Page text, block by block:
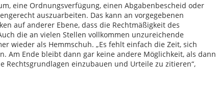
eine Ordnungsverfügung, einen Abgabenbescheid oder
auszuarbeiten. Das kann an vorgegebenen
auf anderer Ebene, dass die Rechtmäßigkeit des
die an vielen Stellen vollkommen unzureichende
wieder als Hemmschuh. „Es fehlt einfach die Zeit, sich
Am Ende bleibt dann gar keine andere Möglichkeit, als dann
Rechtsgrundlagen einzubauen und Urteile zu zitieren“,